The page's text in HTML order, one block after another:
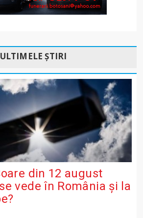
ULTIMELE ȘTIRI
din 12 august
vede în România și la